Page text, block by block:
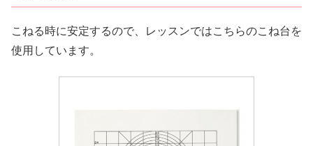
こねる時に安定するので、レッスンではこちらのこね台を
使用しています。